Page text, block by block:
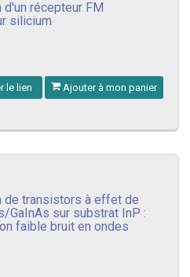
récepteur FM
silicium
le lien Ajouter à mon panier
de transistors à effet de
GaInAs sur substrat InP :
faible bruit en ondes